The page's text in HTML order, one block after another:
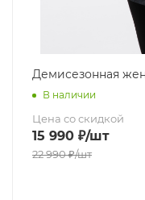
Демисезонная
В наличии
Цена со скидкой
15 990 ₽/шт
22 990₽/шт